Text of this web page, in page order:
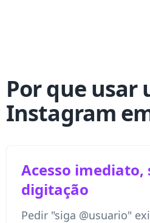
Por que usar
Instagram
Acesso imediato,
digitação
Pedir "siga @usuario"